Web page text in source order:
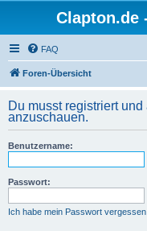
Clapton.de
FAQ
Foren-Übersicht
Du musst registriert
anzuschauen.
Benutzername:
Passwort:
Ich habe mein Passwort vergessen